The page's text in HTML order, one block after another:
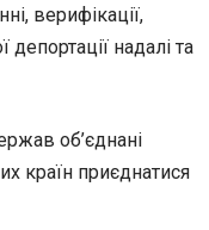
верифікації,
надалі та
об’єднані
країн приєднатися